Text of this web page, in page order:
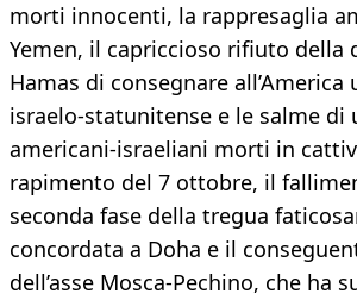
morti innocenti, la rappresaglia
Yemen, il capriccioso rifiuto della
Hamas di consegnare all’America
israelo-statunitense e le salme di
americani-israeliani morti in
rapimento del 7 ottobre, il
seconda fase della tregua
concordata a Doha e il
dell’asse Mosca-Pechino, che ha